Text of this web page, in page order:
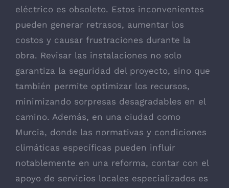
eléctrico es obsoleto. Estos inconvenientes
pueden generar retrasos, aumentar los
costos y causar frustraciones durante la
obra. Revisar las instalaciones no solo
garantiza la seguridad del proyecto, sino que
también permite optimizar los recursos,
minimizando sorpresas desagradables en el
camino. Además, en una ciudad como
Murcia, donde las normativas y condiciones
climáticas específicas pueden influir
notablemente en una reforma, contar con el
apoyo de servicios locales especializados es